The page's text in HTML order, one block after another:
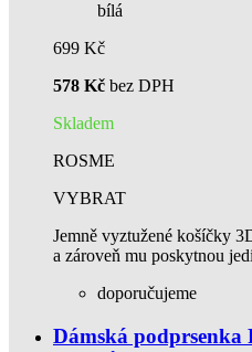
699 Kč
578 Kč bez DPH
Skladem
ROSME
VYBRAT
Jemně vyztužené košíčky
a zároveň mu poskytnou
doporučujeme
Dámská podprsenka